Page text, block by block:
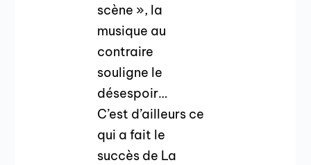
scène », la
musique au
contraire
souligne le
désespoir…
C’est d’ailleurs ce
qui a fait le
succès de La